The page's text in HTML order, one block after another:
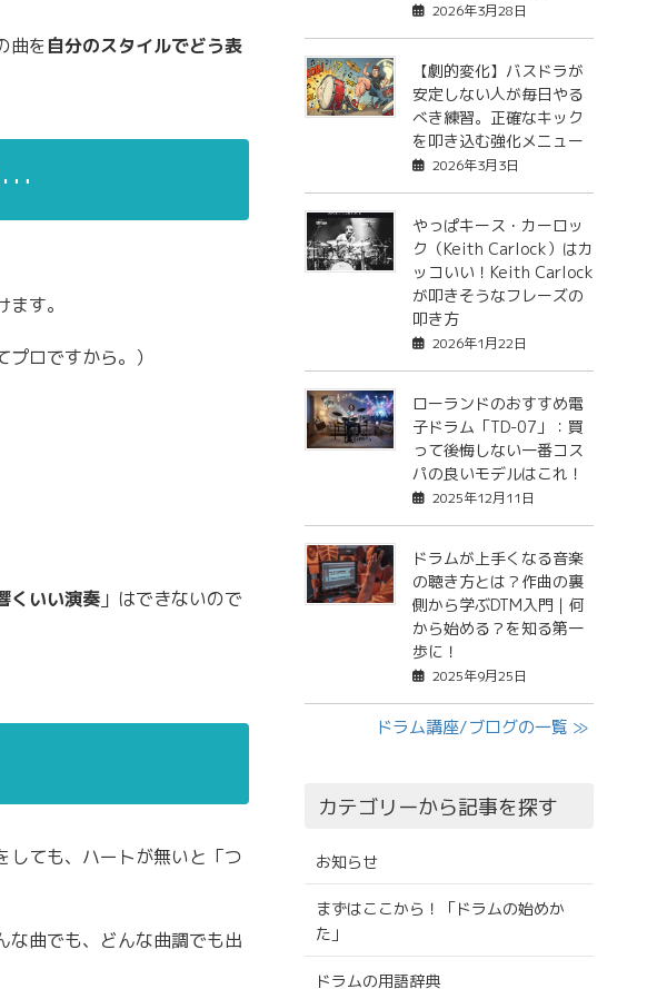
曲を自分のスタイルでどう表
…
す。
ロですから。）
くいい演奏 」はできないので
しても、ハートが無いと「つ
な曲でも、どんな曲調でも出
2026年3月28日
【劇的変化】バスドラが
安定しない人が毎日やる
べき練習。正確なキック
を叩き込む強化メニュー
2026年3月3日
やっぱキース・カーロッ
ク（Keith Carlock）はカ
ッコいい！Keith Carlock
が叩きそうなフレーズの
叩き方
2026年1月22日
ローランドのおすすめ電
子ドラム「TD-07」：買
って後悔しない一番コス
パの良いモデルはこれ！
2025年12月11日
ドラムが上手くなる音楽
の聴き方とは？作曲の裏
側から学ぶDTM入門｜何
から始める？を知る第一
歩に！
2025年9月25日
ドラム講座/ブログの一覧 ≫
カテゴリーから記事を探す
お知らせ
まずはここから！「ドラムの始めか
た」
ドラムの用語辞典